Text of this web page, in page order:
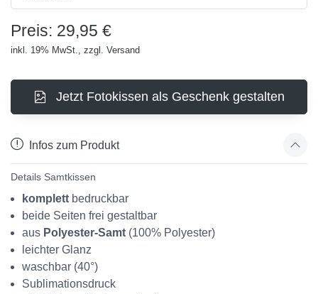
Preis: 29,95 €
inkl. 19% MwSt., zzgl. Versand
Jetzt Fotokissen als Geschenk gestalten
Infos zum Produkt
Details Samtkissen
komplett bedruckbar
beide Seiten frei gestaltbar
aus Polyester-Samt (100% Polyester)
leichter Glanz
waschbar (40°)
Sublimationsdruck